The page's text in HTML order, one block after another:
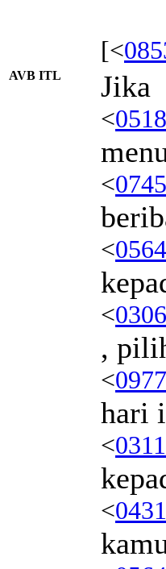
[<
AVB ITL Jika
<0518
<
<
<
,
<0977
hari
<
<